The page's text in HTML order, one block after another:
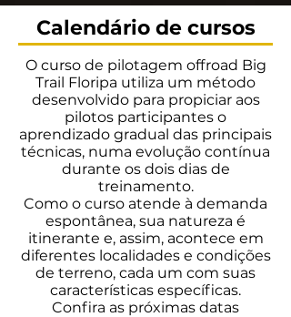
Calendário de cursos
O curso de pilotagem offroad Big
Trail Floripa utiliza um método
desenvolvido para propiciar aos
pilotos participantes o
aprendizado gradual das principais
técnicas, numa evolução contínua
durante os dois dias de
treinamento.
Como o curso atende à demanda
espontânea, sua natureza é
itinerante e, assim, acontece em
diferentes localidades e condições
de terreno, cada um com suas
características específicas.
Confira as próximas datas